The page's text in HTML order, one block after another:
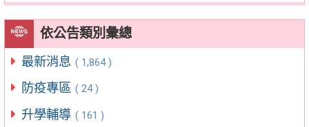
依公告類別彙總
最新消息 ( 1,864 )
防疫專區 ( 24 )
升學輔導 ( 161 )